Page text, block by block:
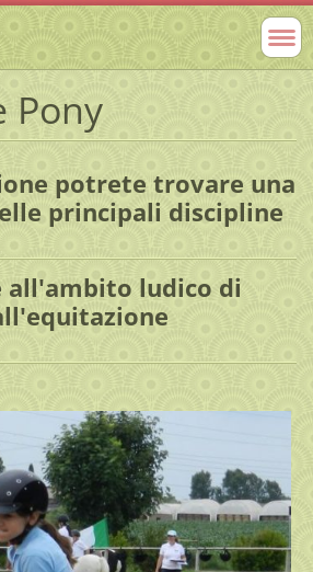
Pony
potrete trovare una
principali discipline
ludico di